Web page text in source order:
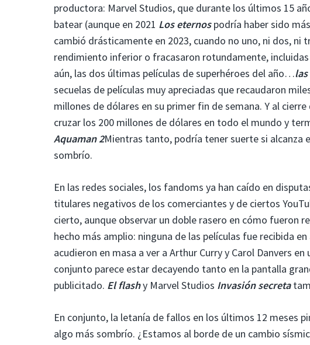
productora: Marvel Studios, que durante los últimos 15
batear (aunque en 2021 Los eternospodría haber sido
cambió drásticamente en 2023, cuando no uno, ni dos, ni
rendimiento inferior o fracasaron rotundamente,
aún, las dos últimas películas de superhéroes del año…
secuelas de películas muy apreciadas que recaudaron
millones de dólares en su primer fin de semana. Y al
cruzar los 200 millones de dólares en todo el mundo y
Aquaman 2Mientras tanto, podría tener suerte si alcanza
sombrío.
En las redes sociales, los fandoms ya han caído en
titulares negativos de los comerciantes y de ciertos
cierto, aunque observar un doble rasero en cómo fueron
hecho más amplio: ninguna de las películas fue recibida
acudieron en masa a ver a Arthur Curry y Carol Danvers
conjunto parece estar decayendo tanto en la pantalla
publicitado. El flashy Marvel Studios Invasión secreta
En conjunto, la letanía de fallos en los últimos 12 meses
algo más sombrío. ¿Estamos al borde de un cambio